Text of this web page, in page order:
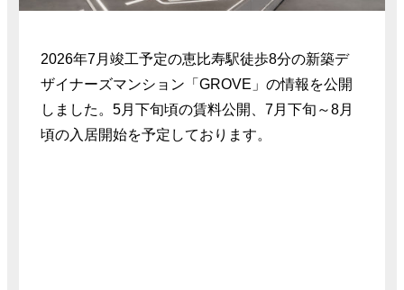
2026年7月竣工予定の恵比寿駅徒歩8分の新築デ
ザイナーズマンション「GROVE」の情報を公開
しました。5月下旬頃の賃料公開、7月下旬～8月
頃の入居開始を予定しております。